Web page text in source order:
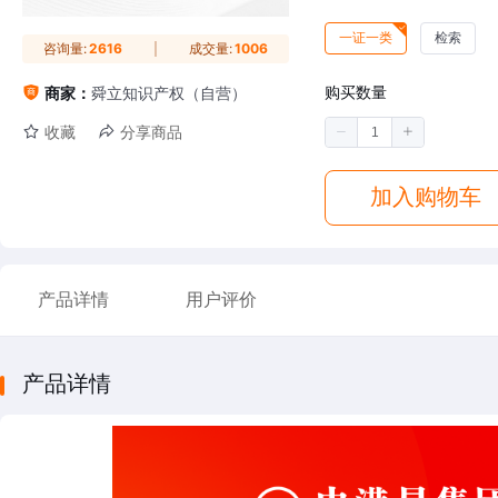
咨询量:2616 成交量:1006
商家： 舜立知识产权（自营）
收藏 分享商品
一证一类 检索
购买数量
加入购物车
产品详情 用户评价
产品详情